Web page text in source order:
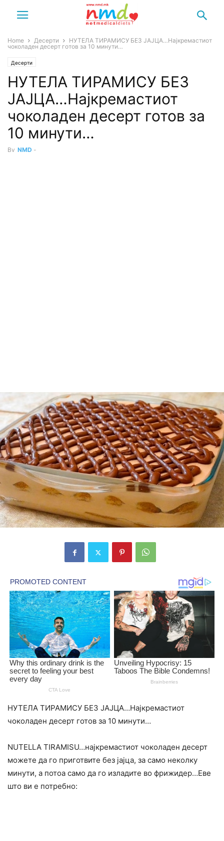
Home Десерти
НУТЕЛА ТИРАМИСУ БЕЗ ЈАЈЦА…Најкремастиот
чоколаден десерт готов за 10 минути…
Десерти
НУТЕЛА ТИРАМИСУ БЕЗ
ЈАЈЦА…Најкремастиот
чоколаден десерт готов за
10 минути…
By NMD -
НУТЕЛА ТИРАМИСУ БЕЗ ЈАЈЦА…Најкремастиот
чоколаден десерт готов за 10 минути…
NUTELLA TIRAMISU…најкремастиот чоколаден десерт
можете да го приготвите без јајца, за само неколку
минути, а потоа само да го изладите во фрижидер…Еве
што ви е потребно: